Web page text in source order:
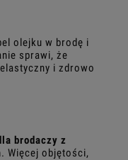
olejku w brodę i
sprawi, że
i zdrowo
brodaczy z
. Więcej objętości,